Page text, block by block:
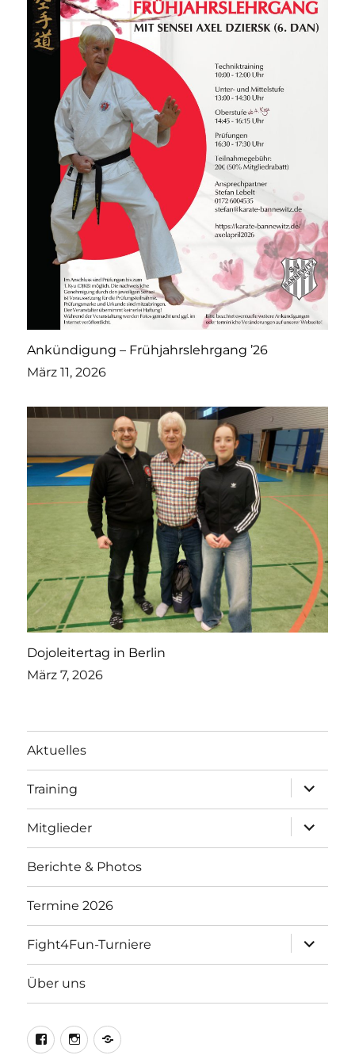
Ankündigung – Frühjahrslehrgang ’26
März 11, 2026
Dojoleitertag in Berlin
März 7, 2026
Aktuelles
Training
öffnen
Mitglieder
öffnen
Berichte & Photos
Termine 2026
Fight4Fun-Turniere
öffnen
Über uns
FacebookInstagram
Kontakt